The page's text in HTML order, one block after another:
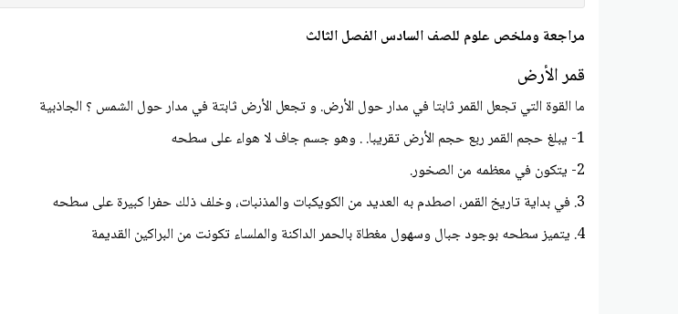
مراجعة وملخص علوم للصف السادس الفصل الثالث
قمر الأرض
ما القوة التي تجعل القمر ثابتا في مدار حول الأرض. و تجعل الأرض ثابتة في مدار حول الشمس ؟ الجاذبية
1- يبلغ حجم القمر ربع حجم الأرض تقريبا. . وهو جسم جاف لا هواء على سطحه
2- يتكون في معظمه من الصخور.
3. في بداية تاريخ القمر، اصطدم به العديد من الكويكبات والمذنبات، وخلف ذلك حفرا كبيرة على سطحه
4. يتميز سطحه بوجود جبال وسهول مغطاة بالحمر الداكنة والملساء تكونت من البراكين القديمة